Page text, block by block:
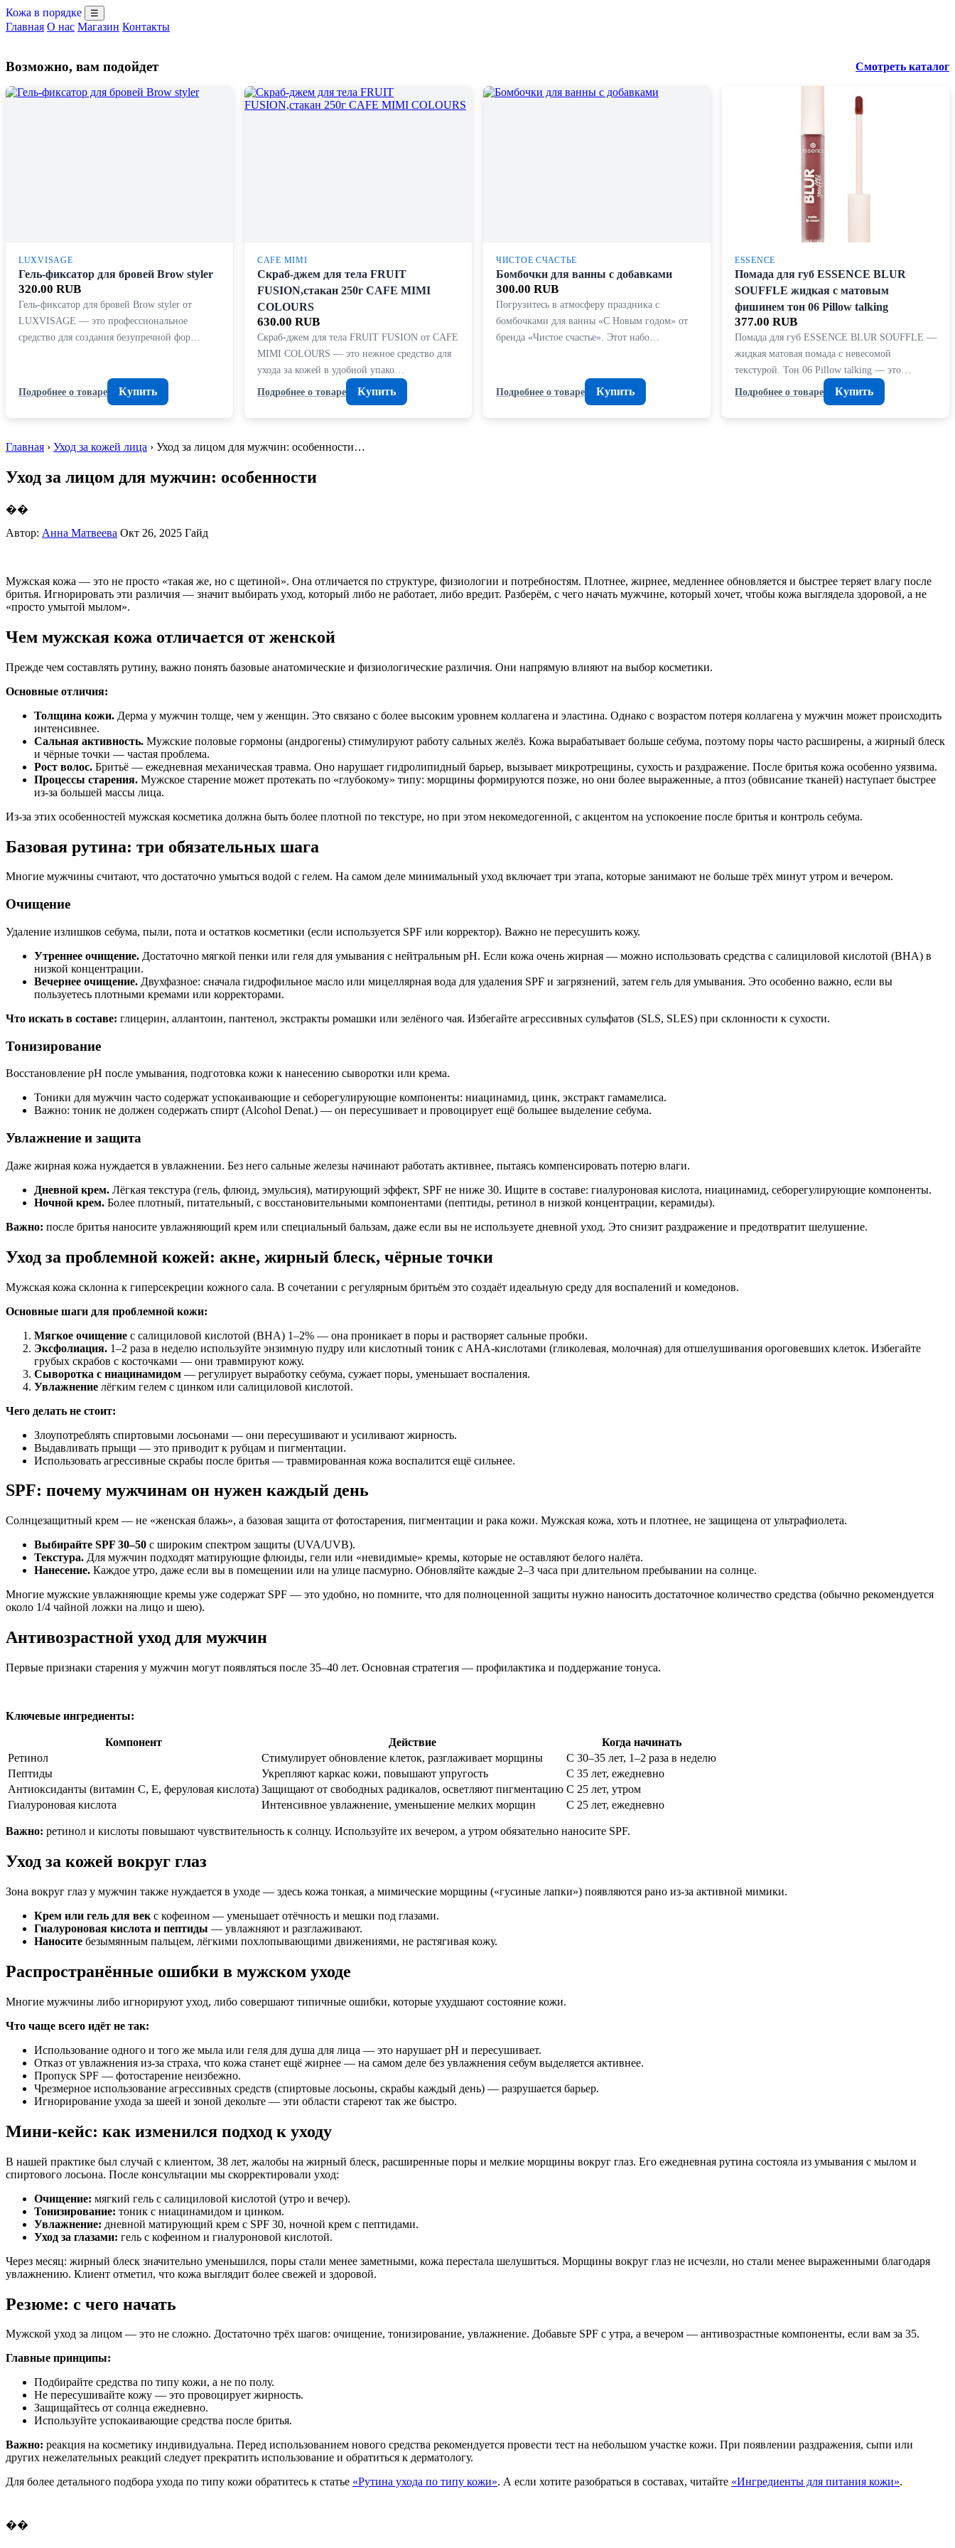
Кожа в порядке ☰
Главная О нас Магазин Контакты
Возможно, вам подойдет Смотреть каталог
LUXVISAGE
Гель-фиксатор для бровей Brow styler
320.00 RUB
Гель-фиксатор для бровей Brow styler от
LUXVISAGE — это профессиональное
средство для создания безупречной фор…
Подробнее о товаре Купить
CAFE MIMI
Скраб-джем для тела FRUIT
FUSION,стакан 250г CAFE MIMI
COLOURS
630.00 RUB
Скраб-джем для тела FRUIT FUSION от CAFE
MIMI COLOURS — это нежное средство для
ухода за кожей в удобной упако…
Подробнее о товаре
Купить
ЧИСТОЕ СЧАСТЬЕ
Бомбочки для ванны с добавками
300.00 RUB
Погрузитесь в атмосферу праздника с
бомбочками для ванны «С Новым годом» от
бренда «Чистое счастье». Этот набо…
Подробнее о товаре Купить
ESSENCE
Помада для губ ESSENCE BLUR
SOUFFLE жидкая с матовым
фишинем тон 06 Pillow talking
377.00 RUB
Помада для губ ESSENCE BLUR SOUFFLE —
жидкая матовая помада с невесомой
текстурой. Тон 06 Pillow talking — это…
Подробнее о товаре
Купить
Главная › Уход за кожей лица › Уход за лицом для мужчин: особенности…
Уход за лицом для мужчин: особенности
��
Автор: Анна Матвеева Окт 26, 2025 Гайд
Мужская кожа — это не просто «такая же, но с щетиной». Она отличается по структуре, физиологии и потребностям. Плотнее, жирнее, медленнее обновляется и быстрее теряет влагу после
бритья. Игнорировать эти различия — значит выбирать уход, который либо не работает, либо вредит. Разберём, с чего начать мужчине, который хочет, чтобы кожа выглядела здоровой, а не
«просто умытой мылом».
Чем мужская кожа отличается от женской
Прежде чем составлять рутину, важно понять базовые анатомические и физиологические различия. Они напрямую влияют на выбор косметики.
Основные отличия:
Толщина кожи. Дерма у мужчин толще, чем у женщин. Это связано с более высоким уровнем коллагена и эластина. Однако с возрастом потеря коллагена у мужчин может происходить
интенсивнее.
Сальная активность. Мужские половые гормоны (андрогены) стимулируют работу сальных желёз. Кожа вырабатывает больше себума, поэтому поры часто расширены, а жирный блеск
и чёрные точки — частая проблема.
Рост волос. Бритьё — ежедневная механическая травма. Оно нарушает гидролипидный барьер, вызывает микротрещины, сухость и раздражение. После бритья кожа особенно уязвима.
Процессы старения. Мужское старение может протекать по «глубокому» типу: морщины формируются позже, но они более выраженные, а птоз (обвисание тканей) наступает быстрее
из-за большей массы лица.
Из-за этих особенностей мужская косметика должна быть более плотной по текстуре, но при этом некомедогенной, с акцентом на успокоение после бритья и контроль себума.
Базовая рутина: три обязательных шага
Многие мужчины считают, что достаточно умыться водой с гелем. На самом деле минимальный уход включает три этапа, которые занимают не больше трёх минут утром и вечером.
Очищение
Удаление излишков себума, пыли, пота и остатков косметики (если используется SPF или корректор). Важно не пересушить кожу.
Утреннее очищение. Достаточно мягкой пенки или геля для умывания с нейтральным pH. Если кожа очень жирная — можно использовать средства с салициловой кислотой (BHA) в
низкой концентрации.
Вечернее очищение. Двухфазное: сначала гидрофильное масло или мицеллярная вода для удаления SPF и загрязнений, затем гель для умывания. Это особенно важно, если вы
пользуетесь плотными кремами или корректорами.
Что искать в составе: глицерин, аллантоин, пантенол, экстракты ромашки или зелёного чая. Избегайте агрессивных сульфатов (SLS, SLES) при склонности к сухости.
Тонизирование
Восстановление pH после умывания, подготовка кожи к нанесению сыворотки или крема.
Тоники для мужчин часто содержат успокаивающие и себорегулирующие компоненты: ниацинамид, цинк, экстракт гамамелиса.
Важно: тоник не должен содержать спирт (Alcohol Denat.) — он пересушивает и провоцирует ещё большее выделение себума.
Увлажнение и защита
Даже жирная кожа нуждается в увлажнении. Без него сальные железы начинают работать активнее, пытаясь компенсировать потерю влаги.
Дневной крем. Лёгкая текстура (гель, флюид, эмульсия), матирующий эффект, SPF не ниже 30. Ищите в составе: гиалуроновая кислота, ниацинамид, себорегулирующие компоненты.
Ночной крем. Более плотный, питательный, с восстановительными компонентами (пептиды, ретинол в низкой концентрации, керамиды).
Важно: после бритья наносите увлажняющий крем или специальный бальзам, даже если вы не используете дневной уход. Это снизит раздражение и предотвратит шелушение.
Уход за проблемной кожей: акне, жирный блеск, чёрные точки
Мужская кожа склонна к гиперсекреции кожного сала. В сочетании с регулярным бритьём это создаёт идеальную среду для воспалений и комедонов.
Основные шаги для проблемной кожи:
Мягкое очищение с салициловой кислотой (BHA) 1–2% — она проникает в поры и растворяет сальные пробки.
Эксфолиация. 1–2 раза в неделю используйте энзимную пудру или кислотный тоник с AHA-кислотами (гликолевая, молочная) для отшелушивания ороговевших клеток. Избегайте
грубых скрабов с косточками — они травмируют кожу.
Сыворотка с ниацинамидом — регулирует выработку себума, сужает поры, уменьшает воспаления.
Увлажнение лёгким гелем с цинком или салициловой кислотой.
Чего делать не стоит:
Злоупотреблять спиртовыми лосьонами — они пересушивают и усиливают жирность.
Выдавливать прыщи — это приводит к рубцам и пигментации.
Использовать агрессивные скрабы после бритья — травмированная кожа воспалится ещё сильнее.
SPF: почему мужчинам он нужен каждый день
Солнцезащитный крем — не «женская блажь», а базовая защита от фотостарения, пигментации и рака кожи. Мужская кожа, хоть и плотнее, не защищена от ультрафиолета.
Выбирайте SPF 30–50 с широким спектром защиты (UVA/UVB).
Текстура. Для мужчин подходят матирующие флюиды, гели или «невидимые» кремы, которые не оставляют белого налёта.
Нанесение. Каждое утро, даже если вы в помещении или на улице пасмурно. Обновляйте каждые 2–3 часа при длительном пребывании на солнце.
Многие мужские увлажняющие кремы уже содержат SPF — это удобно, но помните, что для полноценной защиты нужно наносить достаточное количество средства (обычно рекомендуется
около 1/4 чайной ложки на лицо и шею).
Антивозрастной уход для мужчин
Первые признаки старения у мужчин могут появляться после 35–40 лет. Основная стратегия — профилактика и поддержание тонуса.
Ключевые ингредиенты:
Компонент Действие
Когда начинать
Ретинол
Стимулирует обновление клеток, разглаживает морщины
С 30–35 лет, 1–2 раза в неделю
Пептиды
Укрепляют каркас кожи, повышают упругость
С 35 лет, ежедневно
Антиоксиданты (витамин C, E, феруловая кислота) Защищают от свободных радикалов, осветляют пигментацию С 25 лет, утром
Гиалуроновая кислота
Интенсивное увлажнение, уменьшение мелких морщин С 25 лет, ежедневно
Важно: ретинол и кислоты повышают чувствительность к солнцу. Используйте их вечером, а утром обязательно наносите SPF.
Уход за кожей вокруг глаз
Зона вокруг глаз у мужчин также нуждается в уходе — здесь кожа тонкая, а мимические морщины («гусиные лапки») появляются рано из-за активной мимики.
Крем или гель для век с кофеином — уменьшает отёчность и мешки под глазами.
Гиалуроновая кислота и пептиды — увлажняют и разглаживают.
Наносите безымянным пальцем, лёгкими похлопывающими движениями, не растягивая кожу.
Распространённые ошибки в мужском уходе
Многие мужчины либо игнорируют уход, либо совершают типичные ошибки, которые ухудшают состояние кожи.
Что чаще всего идёт не так:
Использование одного и того же мыла или геля для душа для лица — это нарушает pH и пересушивает.
Отказ от увлажнения из-за страха, что кожа станет ещё жирнее — на самом деле без увлажнения себум выделяется активнее.
Пропуск SPF — фотостарение неизбежно.
Чрезмерное использование агрессивных средств (спиртовые лосьоны, скрабы каждый день) — разрушается барьер.
Игнорирование ухода за шеей и зоной декольте — эти области стареют так же быстро.
Мини-кейс: как изменился подход к уходу
В нашей практике был случай с клиентом, 38 лет, жалобы на жирный блеск, расширенные поры и мелкие морщины вокруг глаз. Его ежедневная рутина состояла из умывания с мылом и
спиртового лосьона. После консультации мы скорректировали уход:
Очищение: мягкий гель с салициловой кислотой (утро и вечер).
Тонизирование: тоник с ниацинамидом и цинком.
Увлажнение: дневной матирующий крем с SPF 30, ночной крем с пептидами.
Уход за глазами: гель с кофеином и гиалуроновой кислотой.
Через месяц: жирный блеск значительно уменьшился, поры стали менее заметными, кожа перестала шелушиться. Морщины вокруг глаз не исчезли, но стали менее выраженными благодаря
увлажнению. Клиент отметил, что кожа выглядит более свежей и здоровой.
Резюме: с чего начать
Мужской уход за лицом — это не сложно. Достаточно трёх шагов: очищение, тонизирование, увлажнение. Добавьте SPF с утра, а вечером — антивозрастные компоненты, если вам за 35.
Главные принципы:
Подбирайте средства по типу кожи, а не по полу.
Не пересушивайте кожу — это провоцирует жирность.
Защищайтесь от солнца ежедневно.
Используйте успокаивающие средства после бритья.
Важно: реакция на косметику индивидуальна. Перед использованием нового средства рекомендуется провести тест на небольшом участке кожи. При появлении раздражения, сыпи или
других нежелательных реакций следует прекратить использование и обратиться к дерматологу.
Для более детального подбора ухода по типу кожи обратитесь к статье «Рутина ухода по типу кожи». А если хотите разобраться в составах, читайте «Ингредиенты для питания кожи».
��